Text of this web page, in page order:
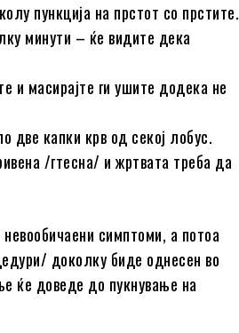
пункција на прстот со прстите.
минути – ќе видите дека
и масирајте ги ушите додека не
две капки крв од секој лобус.
/гтесна/ и жртвата треба да
симптоми, а потоа
доколку биде однесен во
ќе доведе до пукнување на